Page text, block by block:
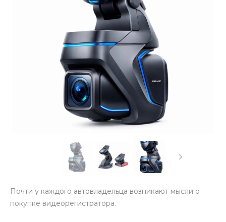
Почти у каждого автовладельца возникают мысли о
покупке видеорегистратора.